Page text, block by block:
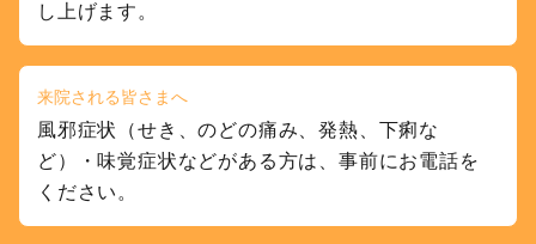
し上げます。
来院される皆さまへ
風邪症状（せき、のどの痛み、発熱、下痢な
ど）・味覚症状などがある方は、事前にお電話を
ください。